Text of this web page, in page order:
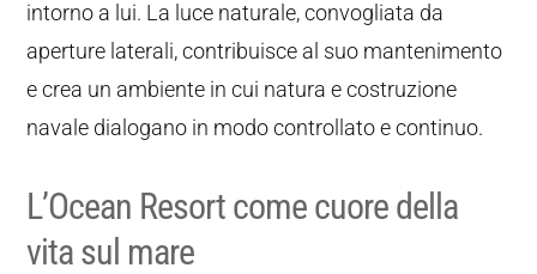
intorno a lui. La luce naturale, convogliata da
aperture laterali, contribuisce al suo mantenimento
e crea un ambiente in cui natura e costruzione
navale dialogano in modo controllato e continuo.
L’Ocean Resort come cuore della
vita sul mare